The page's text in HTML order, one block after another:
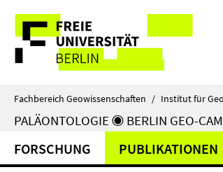
direkt
Inhalt
Service-
Navigation
Fachbereich Geowissenschaften / Institut für
PALÄONTOLOGIE ◉ BERLIN GEO-
FORSCHUNG PUBLIKATIONEN